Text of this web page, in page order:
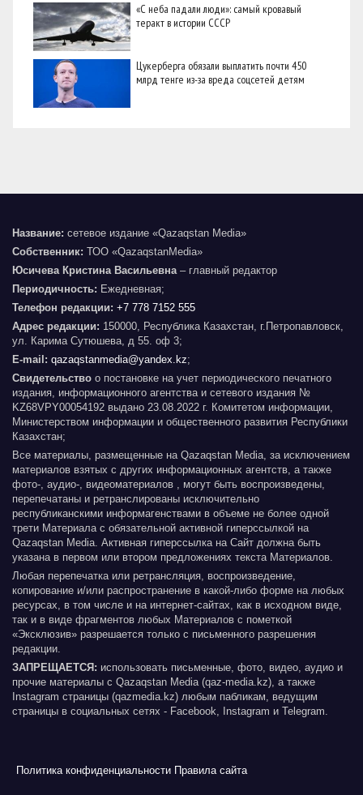
«С неба падали люди»: самый кровавый
теракт в истории СССР
Цукерберга обязали выплатить почти 450
млрд тенге из-за вреда соцсетей детям
Название: сетевое издание «Qazaqstan Media»
Собственник: ТОО «QazaqstanMedia»
Юсичева Кристина Васильевна – главный редактор
Периодичность: Ежедневная;
Телефон редакции: +7 778 7152 555
Адрес редакции: 150000, Республика Казахстан, г.Петропавловск,
ул. Карима Сутюшева, д 55. оф 3;
E-mail: qazaqstanmedia@yandex.kz;
Свидетельство о постановке на учет периодического печатного
издания, информационного агентства и сетевого издания №
KZ68VPY00054192 выдано 23.08.2022 г. Комитетом информации,
Министерством информации и общественного развития Республики
Казахстан;
Все материалы, размещенные на Qazaqstan Media, за исключением
материалов взятых с других информационных агентств, а также
фото-, аудио-, видеоматериалов , могут быть воспроизведены,
перепечатаны и ретранслированы исключительно
республиканскими информагенствами в объеме не более одной
трети Материала с обязательной активной гиперссылкой на
Qazaqstan Media. Активная гиперссылка на Сайт должна быть
указана в первом или втором предложениях текста Материалов.
Любая перепечатка или ретрансляция, воспроизведение,
копирование и/или распространение в какой-либо форме на любых
ресурсах, в том числе и на интернет-сайтах, как в исходном виде,
так и в виде фрагментов любых Материалов с пометкой
«Эксклюзив» разрешается только с письменного разрешения
редакции.
ЗАПРЕЩАЕТСЯ: использовать письменные, фото, видео, аудио и
прочие материалы с Qazaqstan Media (qaz-media.kz), а также
Instagram страницы (qazmedia.kz) любым пабликам, ведущим
страницы в социальных сетях - Facebook, Instagram и Telegram.
Политика конфиденциальности Правила сайта